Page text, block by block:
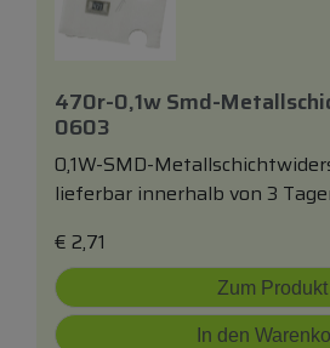
470r-0,1w Smd-
0603
0,1W-SMD-
lieferbar innerhalb von 3
€ 2,71
Zum Produkt
In den